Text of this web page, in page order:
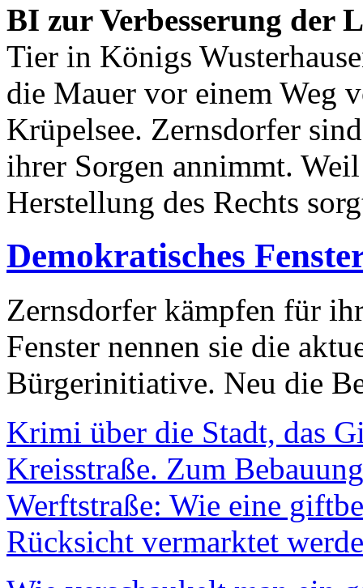
BI zur Verbesserung der
Tier in Königs
die Mauer vor einem Weg
Krüpelsee. Zernsdorfer
ihrer Sorgen annimmt.
Herstellung des Rechts
Demokratisches
Zernsdorfer kämpfen für
Fenster nennen sie die
Bürgerinitiative. Neu die
Krimi über die Stadt, das
Kreisstraße. Zum
Werftstraße: Wie eine
Rücksicht vermarktet